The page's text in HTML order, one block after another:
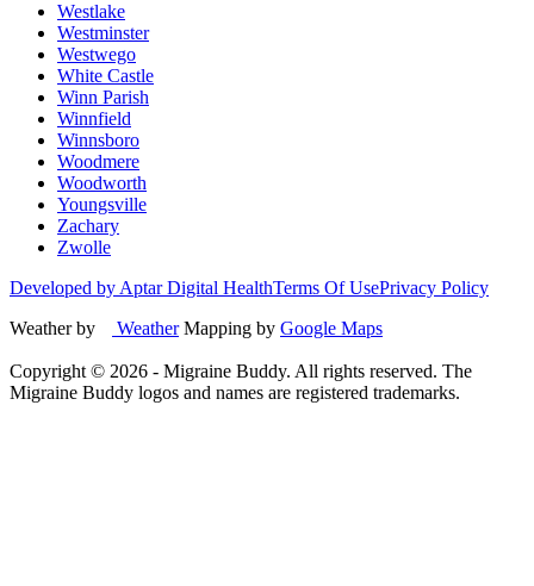
Westlake
Westminster
Westwego
White Castle
Winn Parish
Winnfield
Winnsboro
Woodmere
Woodworth
Youngsville
Zachary
Zwolle
Developed by Aptar Digital HealthTerms Of UsePrivacy Policy
Weather by
WeatherMapping by Google Maps
Copyright © 2026 - Migraine Buddy. All rights reserved. The
Migraine Buddy logos and names are registered trademarks.